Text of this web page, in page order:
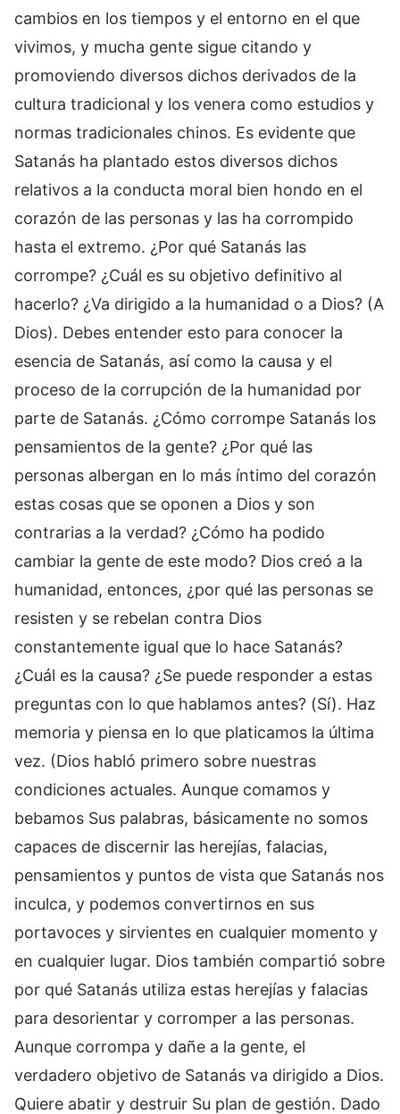
cambios en los tiempos y el entorno en el que
vivimos, y mucha gente sigue citando y
promoviendo diversos dichos derivados de la
cultura tradicional y los venera como estudios y
normas tradicionales chinos. Es evidente que
Satanás ha plantado estos diversos dichos
relativos a la conducta moral bien hondo en el
corazón de las personas y las ha corrompido
hasta el extremo. ¿Por qué Satanás las
corrompe? ¿Cuál es su objetivo definitivo al
hacerlo? ¿Va dirigido a la humanidad o a Dios? (A
Dios). Debes entender esto para conocer la
esencia de Satanás, así como la causa y el
proceso de la corrupción de la humanidad por
parte de Satanás. ¿Cómo corrompe Satanás los
pensamientos de la gente? ¿Por qué las
personas albergan en lo más íntimo del corazón
estas cosas que se oponen a Dios y son
contrarias a la verdad? ¿Cómo ha podido
cambiar la gente de este modo? Dios creó a la
humanidad, entonces, ¿por qué las personas se
resisten y se rebelan contra Dios
constantemente igual que lo hace Satanás?
¿Cuál es la causa? ¿Se puede responder a estas
preguntas con lo que hablamos antes? (Sí). Haz
memoria y piensa en lo que platicamos la última
vez. (Dios habló primero sobre nuestras
condiciones actuales. Aunque comamos y
bebamos Sus palabras, básicamente no somos
capaces de discernir las herejías, falacias,
pensamientos y puntos de vista que Satanás nos
inculca, y podemos convertirnos en sus
portavoces y sirvientes en cualquier momento y
en cualquier lugar. Dios también compartió sobre
por qué Satanás utiliza estas herejías y falacias
para desorientar y corromper a las personas.
Aunque corrompa y dañe a la gente, el
verdadero objetivo de Satanás va dirigido a Dios.
Quiere abatir y destruir Su plan de gestión. Dado